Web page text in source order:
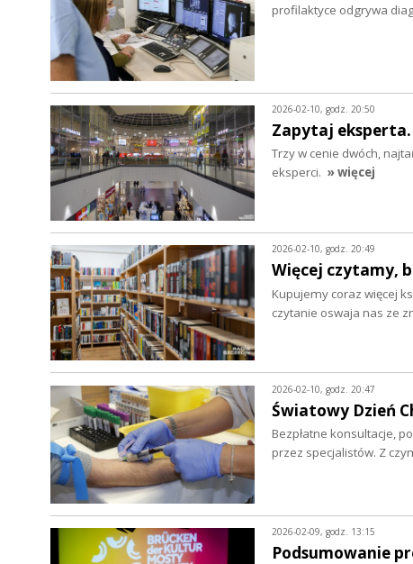
profilaktyce odgrywa
2026-02-10, godz. 20:50
Zapytaj
Trzy w cenie dwóch,
eksperci. » więcej
2026-02-10, godz. 20:49
Więcej czytamy,
Kupujemy coraz więcej
czytanie oswaja nas ze
2026-02-10, godz. 20:47
Światowy Dzień
Bezpłatne konsultacje,
przez specjalistów. Z
2026-02-09, godz. 13:15
Podsumowanie